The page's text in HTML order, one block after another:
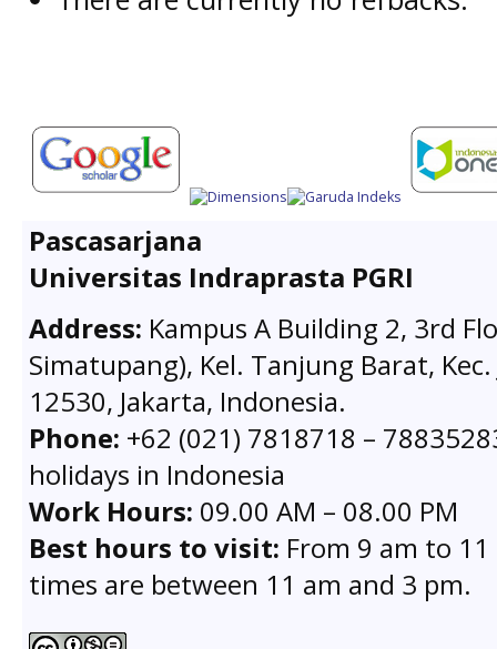
Pascasarjana
Universitas Indraprasta PGRI
Address: Kampus A Building 2, 3rd
Simatupang), Kel. Tanjung Barat,
12530, Jakarta, Indonesia.
Phone: +62 (021) 7818718 –
holidays in Indonesia
Work Hours: 09.00 AM – 08.00 PM
Best hours to visit: From 9 am to
times are between 11 am and 3 pm.